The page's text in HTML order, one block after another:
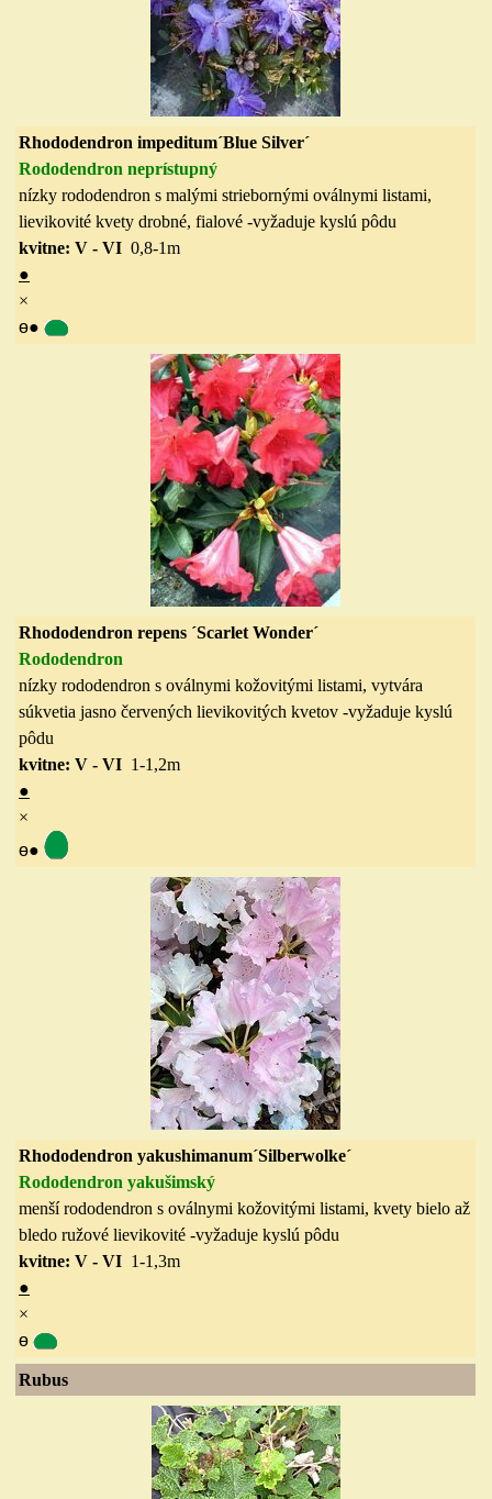
Rhododendron impeditum´Blue Silver´
Rododendron neprístupný
nízky rododendron s malými striebornými oválnymi listami,
lievikovité kvety drobné, fialové -vyžaduje kyslú pôdu
kvitne: V - VI 0,8-1m
●
×
ө●
Rhododendron repens ´Scarlet Wonder´
Rododendron
nízky rododendron s oválnymi kožovitými listami, vytvára
súkvetia jasno červených lievikovitých kvetov -vyžaduje kyslú
pôdu
kvitne: V - VI 1-1,2m
●
×
ө●
Rhododendron yakushimanum´Silberwolke´
Rododendron yakušimský
menší rododendron s oválnymi kožovitými listami, kvety bielo až
bledo ružové lievikovité -vyžaduje kyslú pôdu
kvitne: V - VI 1-1,3m
●
×
ө
Rubus